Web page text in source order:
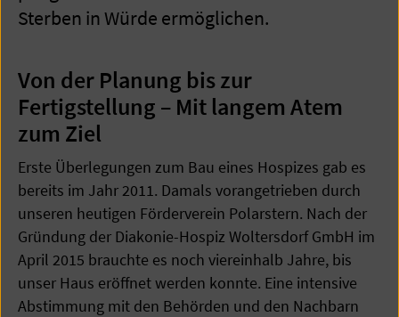
Sterben in Würde ermöglichen.
Von der Planung bis zur
Fertigstellung – Mit langem Atem
zum Ziel
Erste Überlegungen zum Bau eines Hospizes gab es
bereits im Jahr 2011. Damals vorangetrieben durch
unseren heutigen Förderverein Polarstern. Nach der
Gründung der Diakonie-Hospiz Woltersdorf GmbH im
April 2015 brauchte es noch viereinhalb Jahre, bis
unser Haus eröffnet werden konnte. Eine intensive
Abstimmung mit den Behörden und den Nachbarn